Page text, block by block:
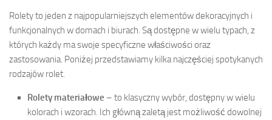
Rolety to jeden z najpopularniejszych elementów dekoracyjnych i
funkcjonalnych w domach i biurach. Są dostępne w wielu typach, z
których każdy ma swoje specyficzne właściwości oraz
zastosowania. Poniżej przedstawiamy kilka najczęściej spotykanych
rodzajów rolet.
Rolety materiałowe – to klasyczny wybór, dostępny w wielu
kolorach i wzorach. Ich główną zaletą jest możliwość dowolnej